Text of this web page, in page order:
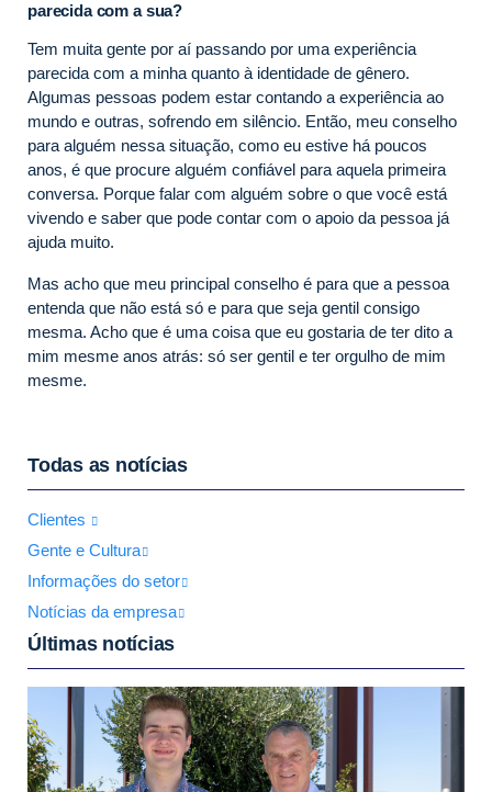
parecida com a sua?
Tem muita gente por aí passando por uma experiência
parecida com a minha quanto à identidade de gênero.
Algumas pessoas podem estar contando a experiência ao
mundo e outras, sofrendo em silêncio. Então, meu conselho
para alguém nessa situação, como eu estive há poucos
anos, é que procure alguém confiável para aquela primeira
conversa. Porque falar com alguém sobre o que você está
vivendo e saber que pode contar com o apoio da pessoa já
ajuda muito.
Mas acho que meu principal conselho é para que a pessoa
entenda que não está só e para que seja gentil consigo
mesma. Acho que é uma coisa que eu gostaria de ter dito a
mim mesme anos atrás: só ser gentil e ter orgulho de mim
mesme.
Todas as notícias
Clientes
Gente e Cultura
Informações do setor
Notícias da empresa
Últimas notícias